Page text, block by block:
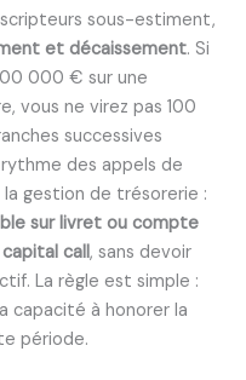
sous-estiment,
et décaissement. Si
000 € sur une
vous ne virez pas 100
successives
des appels de
gestion de trésorerie :
sur livret ou compte
call, sans devoir
La règle est simple :
capacité à honorer la
période.